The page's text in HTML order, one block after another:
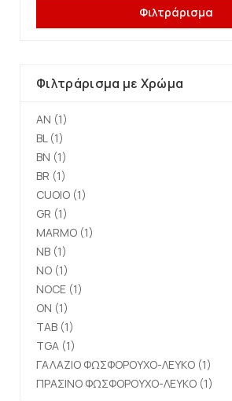
Φιλτράρισμα
Φιλτράρισμα με Χρώμα
AN (1)
BL (1)
BN (1)
BR (1)
CUOIO (1)
GR (1)
MARMO (1)
NB (1)
NO (1)
NOCE (1)
ON (1)
TAB (1)
TGA (1)
ΓΑΛΑΖΙΟ ΦΩΣΦΟΡΟΥΧΟ-ΛΕΥΚΟ (1)
ΠΡΑΣΙΝΟ ΦΩΣΦΟΡΟΥΧΟ-ΛΕΥΚΟ (1)